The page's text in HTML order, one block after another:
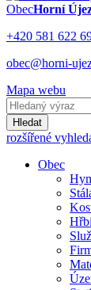
ObecHorní
+420 581 622
obec@horni-
Mapa webu
Hledat
rozšířené
Obec